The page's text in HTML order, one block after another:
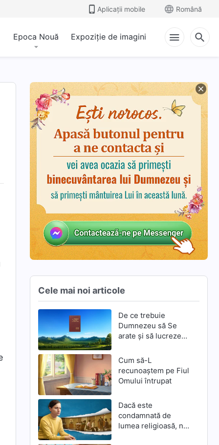
Aplicații mobile Română
Epoca Nouă Expoziție de imagini
Cele mai noi articole
De ce trebuie
Dumnezeu să Se
arate și să lucreze
întrupare în zilele de
pe urmă
Cum să-L
recunoaștem pe Fiul
Omului întrupat
Dacă este
condamnată de
lumea religioasă, nu